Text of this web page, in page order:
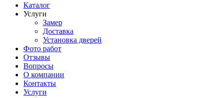
Каталог
Услуги
Замер
Доставка
Установка дверей
Фото работ
Отзывы
Вопросы
О компании
Контакты
Услуги